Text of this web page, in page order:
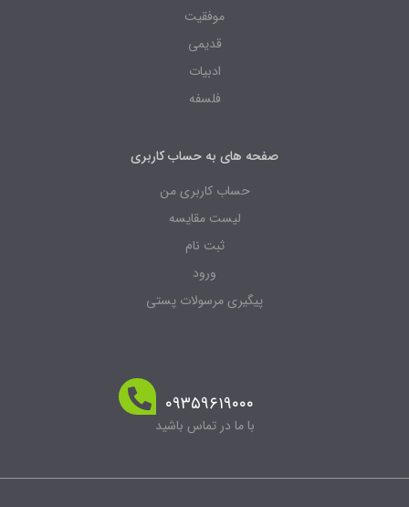
صفحه های به حساب کاربری
حساب کاربری من
لیست مقایسه
پیگیری مرسولات پستی
۰۹۳۵۹۶۱۹۰۰۰
با ما در تماس باشید